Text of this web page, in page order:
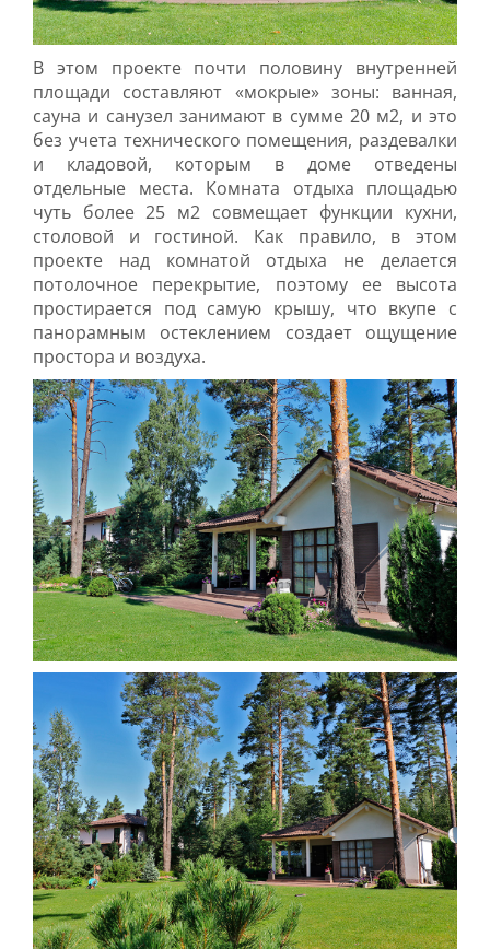
В этом проекте почти половину внутренней
площади составляют «мокрые» зоны: ванная,
сауна и санузел занимают в сумме 20 м2, и это
без учета технического помещения, раздевалки
и кладовой, которым в доме отведены
отдельные места. Комната отдыха площадью
чуть более 25 м2 совмещает функции кухни,
столовой и гостиной. Как правило, в этом
проекте над комнатой отдыха не делается
потолочное перекрытие, поэтому ее высота
простирается под самую крышу, что вкупе с
панорамным остеклением создает ощущение
простора и воздуха.